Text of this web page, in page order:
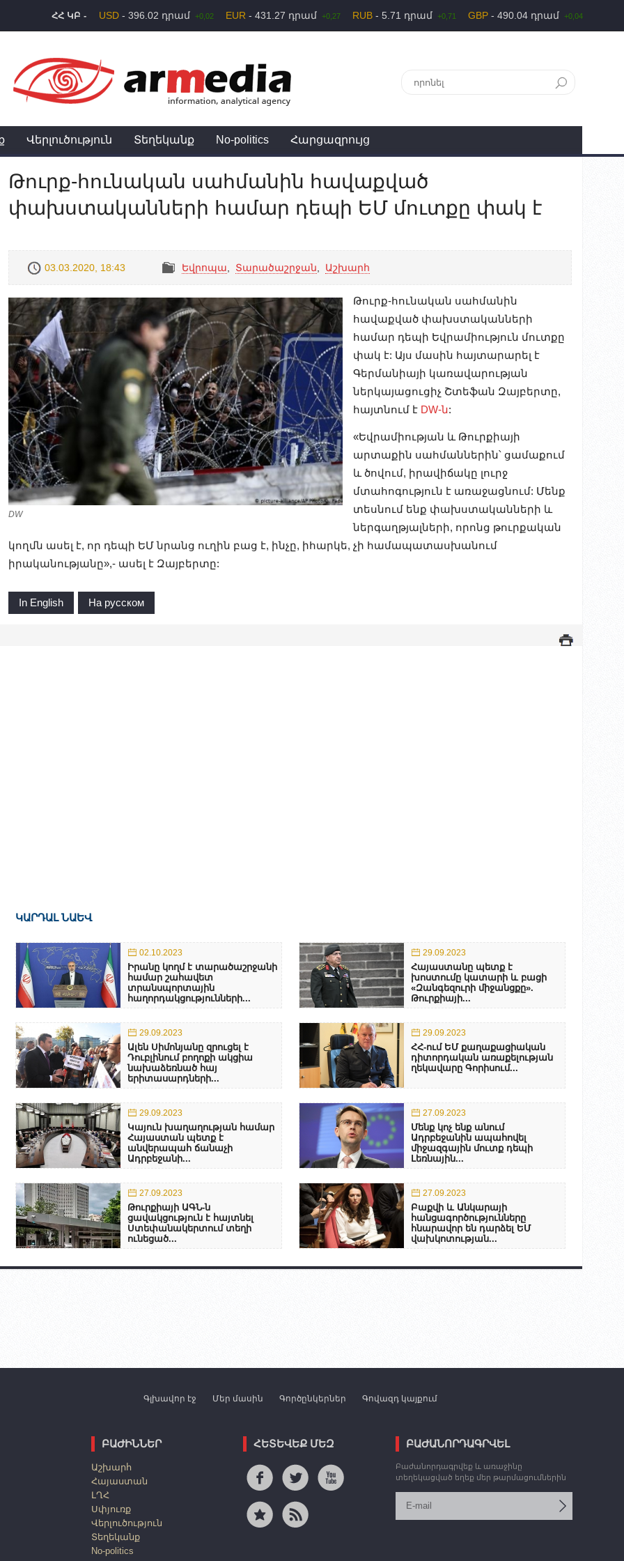
ՀՀ ԿԲ - USD - 396.02 դրամ +0,02 EUR - 431.27 դրամ +0,27 RUB - 5.71 դրամ +0,71 GBP - 490.04 դրամ +0,04
Վերլուծություն Տեղեկանք No-politics Հարցազրույց
Թուրք-հունական սահմանին հավաքված
փախստականների համար դեպի ԵՄ մուտքը փակ է
03.03.2020, 18:43 Եվրոպա Տարածաշրջան Աշխարհ
DW
Թուրք-հունական սահմանին
հավաքված փախստականների
համար դեպի Եվրամիություն մուտքը
փակ է: Այս մասին հայտարարել է
Գերմանիայի կառավարության
ներկայացուցիչ Շտեֆան Զայբերտը,
հայտնում է DW-ն:
«Եվրամիության և Թուրքիայի
արտաքին սահմաններին՝ ցամաքում
և ծովում, իրավիճակը լուրջ
մտահոգություն է առաջացնում: Մենք
տեսնում ենք փախստականների և
ներգաղթյալների, որոնց թուրքական
կողմն ասել է, որ դեպի ԵՄ նրանց ուղին բաց է, ինչը, իհարկե, չի համապատասխանում
իրականությանը»,- ասել է Զայբերտը:
In English На русском
ԿԱՐԴԱԼ ՆԱԵՎ
02.10.2023
Իրանը կողմ է տարածաշրջանի
համար շահավետ
տրանսպորտային
հաղորդակցությունների...
29.09.2023
Հայաստանը պետք է
խոստումը կատարի և բացի
«Զանգեզուրի միջանցքը».
Թուրքիայի...
29.09.2023
Ալեն Սիմոնյանը զրուցել է
Դուբլինում բողոքի ակցիա
նախաձեռնած հայ
երիտասարդների...
29.09.2023
ՀՀ-ում ԵՄ քաղաքացիական
դիտորդական առաքելության
ղեկավարը Գորիսում...
29.09.2023
Կայուն խաղաղության համար
Հայաստան պետք է
անվերապահ ճանաչի
Ադրբեջանի...
27.09.2023
Մենք կոչ ենք անում
Ադրբեջանին ապահովել
միջազգային մուտք դեպի
Լեռնային...
27.09.2023
Թուրքիայի ԱԳՆ-ն
ցավակցություն է հայտնել
Ստեփանակերտում տեղի
ունեցած...
27.09.2023
Բաքվի և Անկարայի
հանցագործությունները
հնարավոր են դարձել ԵՄ
վախկոտության...
Գլխավոր էջ Մեր մասին Գործընկերներ Գովազդ կայքում
ԲԱԺԻՆՆԵՐ
Աշխարհ
Հայաստան
ԼՂՀ
Սփյուռք
Վերլուծություն
Տեղեկանք
No-politics
ՀԵՏԵՎԵՔ ՄԵԶ ԲԱԺԱՆՈՐԴԱԳՐՎԵԼ
Բաժանորդագրվեք և առաջինը
տեղեկացված եղեք մեր թարմացումներին